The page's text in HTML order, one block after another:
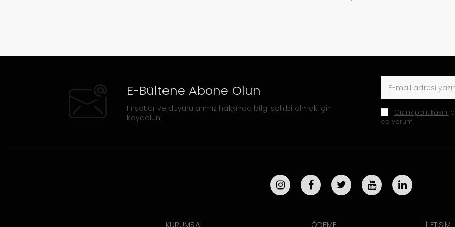
E-Bültene Abone Olun
Fırsatlar ve duyurularımız hakkında bilgi sahibi olmak için
kaydolun!
Gizlilik politikasını
ediyorum.
KURUMSAL ÖDEME İLETİŞİM